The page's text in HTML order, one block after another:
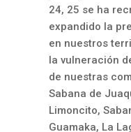
24, 25 se ha
expandido la
en nuestros
la vulneración
de nuestras
Sabana de
Limoncito,
Guamaka, La